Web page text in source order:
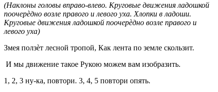
(Наклоны головы вправо-влево. Круговые движения ладошкой
поочерѐдно возле правого и левого уха. Хлопки в ладоши.
Круговые движения ладошкой поочерѐдно возле правого и
левого уха)
Змея ползѐт лесной тропой, Как лента по земле скользит.
И мы движение такое Рукою можем вам изобразить.
1, 2, 3 ну-ка, повтори. 3, 4, 5 повтори опять.